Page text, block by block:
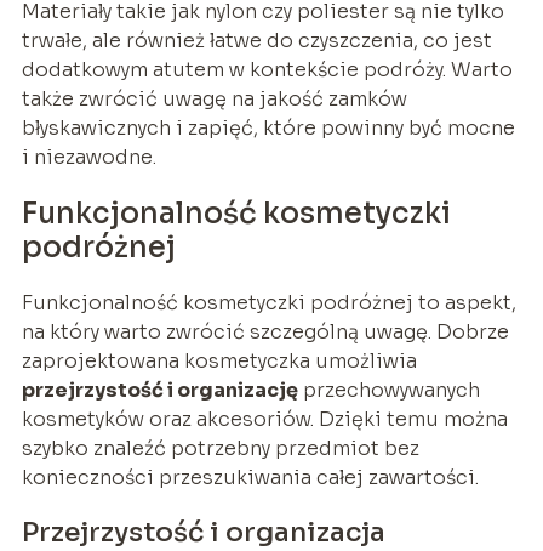
Materiały takie jak nylon czy poliester są nie tylko
trwałe, ale również łatwe do czyszczenia, co jest
dodatkowym atutem w kontekście podróży. Warto
także zwrócić uwagę na jakość zamków
błyskawicznych i zapięć, które powinny być mocne
i niezawodne.
Funkcjonalność kosmetyczki
podróżnej
Funkcjonalność kosmetyczki podróżnej to aspekt,
na który warto zwrócić szczególną uwagę. Dobrze
zaprojektowana kosmetyczka umożliwia
przejrzystość i organizacjęprzechowywanych
kosmetyków oraz akcesoriów. Dzięki temu można
szybko znaleźć potrzebny przedmiot bez
konieczności przeszukiwania całej zawartości.
Przejrzystość i organizacja